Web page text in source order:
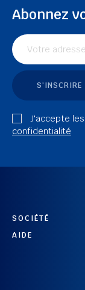
Abonnez
S'INSCRIRE
J'accepte
confidentialité
SOCIÉTÉ
AIDE